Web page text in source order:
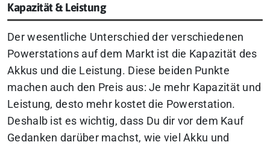
Kapazität & Leistung
Der wesentliche Unterschied der verschiedenen
Powerstations auf dem Markt ist die Kapazität des
Akkus und die Leistung. Diese beiden Punkte
machen auch den Preis aus: Je mehr Kapazität und
Leistung, desto mehr kostet die Powerstation.
Deshalb ist es wichtig, dass Du dir vor dem Kauf
Gedanken darüber machst, wie viel Akku und